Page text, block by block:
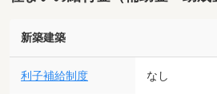
新築建築
利子補給制度 なし